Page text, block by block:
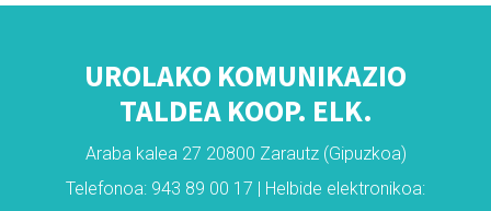
UROLAKO KOMUNIKAZIO
TALDEA KOOP. ELK.
Araba kalea 27 20800 Zarautz (Gipuzkoa)
Telefonoa: 943 89 00 17 | Helbide elektronikoa: